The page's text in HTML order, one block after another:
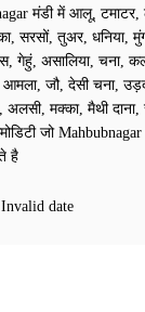
मंडी में आलू,
सरसों, तुअर, धनिया,
गेहुं, असालिया, चना,
आमला, जौ, देसी चना,
मक्का, मैथी दाना,
जो
है
Invalid date